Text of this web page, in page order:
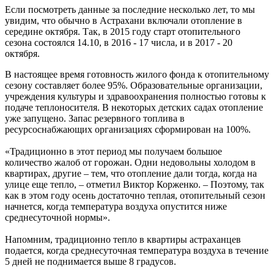
Если посмотреть данные за последние несколько лет, то мы
увидим, что обычно в Астрахани включали отопление в
середине октября. Так, в 2015 году старт отопительного
сезона состоялся 14.10, в 2016 - 17 числа, и в 2017 - 20
октября.
В настоящее время готовность жилого фонда к отопительному
сезону составляет более 95%. Образовательные организации,
учреждения культуры и здравоохранения полностью готовы к
подаче теплоносителя. В некоторых детских садах отопление
уже запущено. Запас резервного топлива в
ресурсоснабжающих организациях сформирован на 100%.
«Традиционно в этот период мы получаем большое
количество жалоб от горожан. Одни недовольны холодом в
квартирах, другие – тем, что отопление дали тогда, когда на
улице еще тепло, – отметил Виктор Корженко. – Поэтому, так
как в этом году осень достаточно теплая, отопительный сезон
начнется, когда температура воздуха опустится ниже
среднесуточной нормы».
Напомним, традиционно тепло в квартиры астраханцев
подается, когда среднесуточная температура воздуха в течение
5 дней не поднимается выше 8 градусов.